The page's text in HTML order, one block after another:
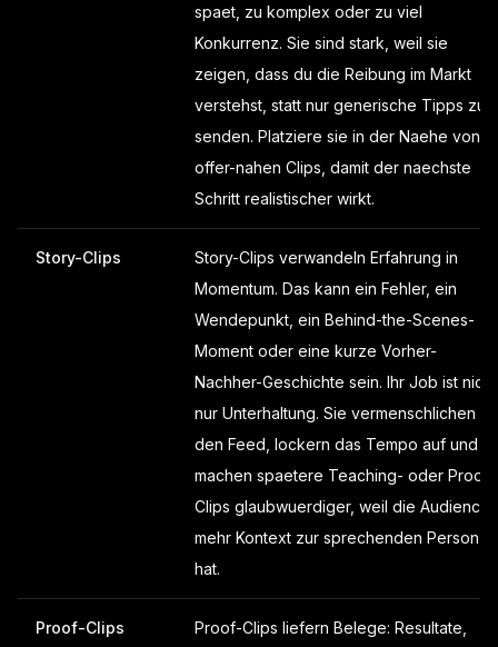
spaet, zu komplex oder zu viel
Konkurrenz. Sie sind stark, weil sie
zeigen, dass du die Reibung im Markt
verstehst, statt nur generische Tipps zu
senden. Platziere sie in der Naehe von
offer-nahen Clips, damit der naechste
Schritt realistischer wirkt.
Story-Clips
Story-Clips verwandeln Erfahrung in
Momentum. Das kann ein Fehler, ein
Wendepunkt, ein Behind-the-Scenes-
Moment oder eine kurze Vorher-
Nachher-Geschichte sein. Ihr Job ist nicht
nur Unterhaltung. Sie vermenschlichen
den Feed, lockern das Tempo auf und
machen spaetere Teaching- oder Proof-
Clips glaubwuerdiger, weil die Audience
mehr Kontext zur sprechenden Person
hat.
Proof-Clips
Proof-Clips liefern Belege: Resultate,